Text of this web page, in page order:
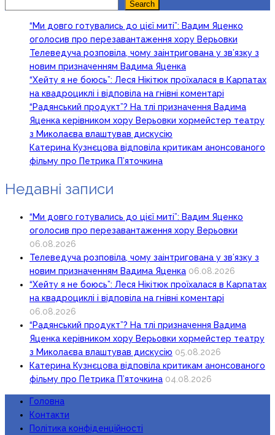
Search
“Ми довго готувались до цієї миті”: Вадим Яценко
оголосив про перезавантаження хору Верьовки
Телеведуча розповіла, чому заінтригована у зв’язку з
новим призначенням Вадима Яценка
“Хейту я не боюсь”: Леся Нікітюк проїхалася в Карпатах
на квадроциклі і відповіла на гнівні коментарі
“Радянський продукт”? На тлі призначення Вадима
Яценка керівником хору Верьовки хормейстер театру
з Миколаєва влаштував дискусію
Катерина Кузнєцова відповіла критикам анонсованого
фільму про Петрика П’яточкина
Недавні записи
“Ми довго готувались до цієї миті”: Вадим Яценко
оголосив про перезавантаження хору Верьовки
06.08.2026
Телеведуча розповіла, чому заінтригована у зв’язку з
новим призначенням Вадима Яценка 06.08.2026
“Хейту я не боюсь”: Леся Нікітюк проїхалася в Карпатах
на квадроциклі і відповіла на гнівні коментарі
06.08.2026
“Радянський продукт”? На тлі призначення Вадима
Яценка керівником хору Верьовки хормейстер театру
з Миколаєва влаштував дискусію 05.08.2026
Катерина Кузнєцова відповіла критикам анонсованого
фільму про Петрика П’яточкина 04.08.2026
Головна
Контакти
Політика конфіденційності